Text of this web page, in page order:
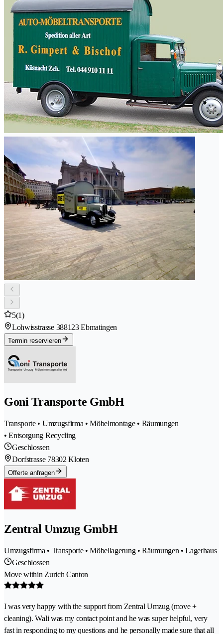
5(1)
Lohwisstrasse 388123 Ebmatingen
Termin reservieren
Goni Transporte GmbH
Transporte • Umzugsfirma • Möbelmontage • Räumungen
• Entsorgung Recycling
Geschlossen
Dorfstrasse 78302 Kloten
Offerte anfragen
Zentral Umzug GmbH
Umzugsfirma • Transporte • Möbellagerung • Räumungen • Lagerhaus
Geschlossen
Move within Zurich Canton
I was very happy with the support from Zentral Umzug (move +
cleaning). Wali was my contact point and he was super helpful, very
fast in responding to my questions and he personally made sure that all